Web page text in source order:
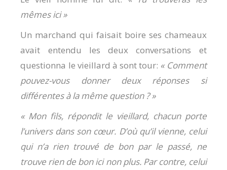
mêmes ici »
Un marchand qui faisait boire ses chameaux
avait entendu les deux conversations et
questionna le vieillard à sont tour: « Comment
pouvez-vous donner deux réponses si
différentes à la même question ? »
« Mon fils, répondit le vieillard, chacun porte
l’univers dans son cœur. D’où qu’il vienne, celui
qui n’a rien trouvé de bon par le passé, ne
trouve rien de bon ici non plus. Par contre, celui